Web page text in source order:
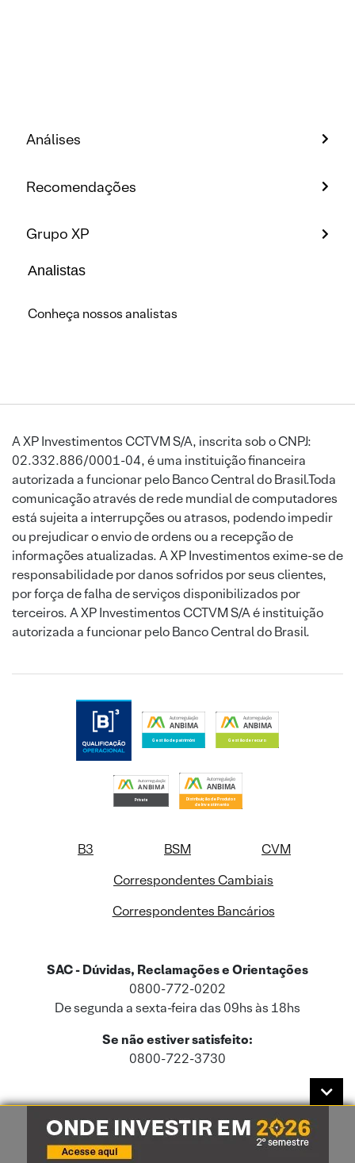
Análises
Recomendações
Grupo XP
Analistas
Conheça nossos analistas
A XP Investimentos CCTVM S/A, inscrita sob o CNPJ:
02.332.886/0001-04, é uma instituição financeira
autorizada a funcionar pelo Banco Central do Brasil.Toda
comunicação através de rede mundial de computadores
está sujeita a interrupções ou atrasos, podendo impedir
ou prejudicar o envio de ordens ou a recepção de
informações atualizadas. A XP Investimentos exime-se de
responsabilidade por danos sofridos por seus clientes,
por força de falha de serviços disponibilizados por
terceiros. A XP Investimentos CCTVM S/A é instituição
autorizada a funcionar pelo Banco Central do Brasil.
B3 BSM
CVM
Correspondentes Cambiais
Correspondentes Bancários
SAC - Dúvidas, Reclamações e Orientações
0800-772-0202
De segunda a sexta-feira das 09hs às 18hs
Se não estiver satisfeito:
0800-722-3730
Este site usa cookies e dados pessoais de acordo com a nossaPolítica de
Cookies
e a nossaPolítica de Privacidade.